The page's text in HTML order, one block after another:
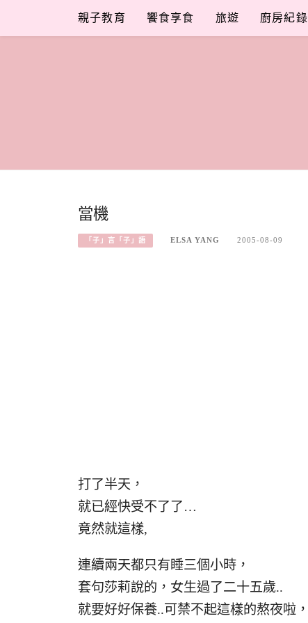
content
親子教育 饗食享食 旅遊 廚房紀錄
當機
「子」言「子」語 ELSA YANG 2005-08-09
打了半天，
就已經快受不了了…
竟然就這樣,
連續兩天都只有睡三個小時，
套句莎莉說的，女生過了二十五歲..
就要好好保養..可禁不起這樣的熬夜啦，